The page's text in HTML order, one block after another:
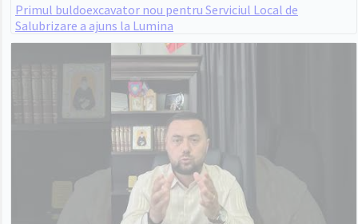
Primul buldoexcavator nou pentru Serviciul Local de
Salubrizare a ajuns la Lumina